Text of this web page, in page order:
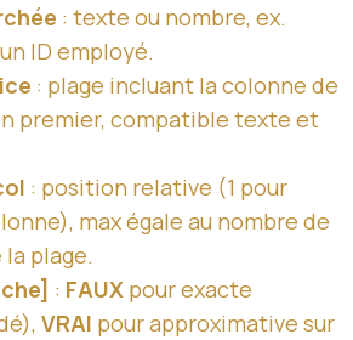
: texte ou nombre, ex.
ID employé.
: plage incluant la colonne de
premier, compatible texte et
: position relative (1 pour
max égale au nombre de
plage.
: FAUX pour exacte
VRAI pour approximative sur